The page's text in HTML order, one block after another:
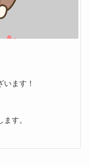
ます！
す。